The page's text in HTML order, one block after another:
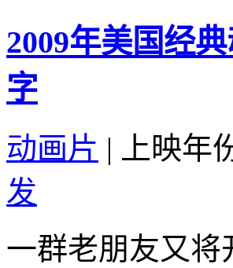
2009年美国经
字
动画片 | 上映年
发
一群老朋友又